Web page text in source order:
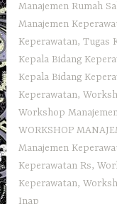
Manajemen Rumah
Manajemen
Keperawatan,Tugas
Kepala Bidang
Kepala Bidang
Keperawatan,
Workshop
WORKSHOP
Manajemen
Keperawatan Rs,
Keperawatan,
Inap